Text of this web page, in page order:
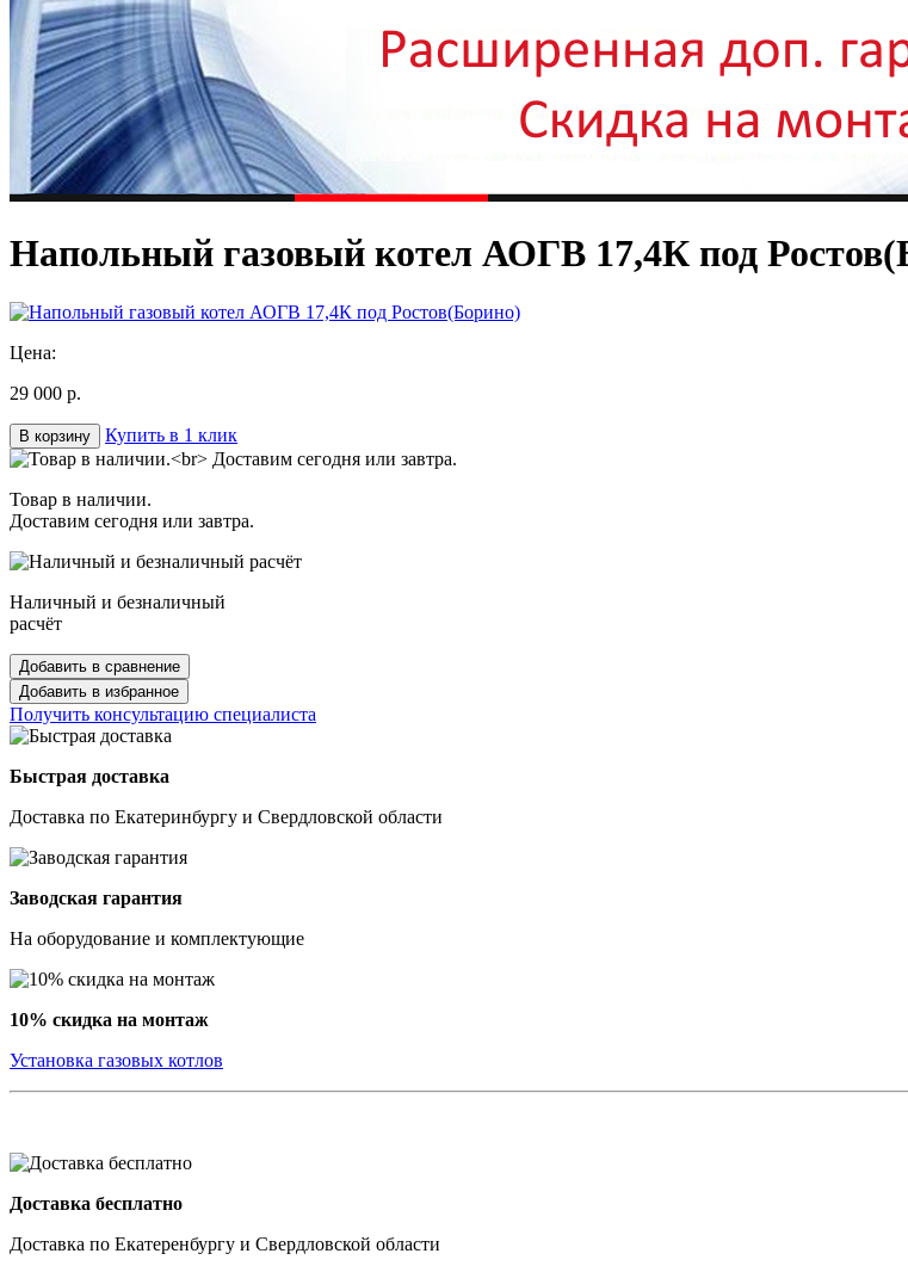
Напольный газовый котел АОГВ 17,4К под
Цена:
29 000 р.
В корзину Купить в 1 клик
Товар в наличии.
Доставим сегодня или завтра.
Наличный и безналичный
расчёт
Добавить в сравнение
Добавить в избранное
Получить консультацию специалиста
Быстрая доставка
Доставка по Екатеринбургу и Свердловской области
Заводская гарантия
На оборудование и комплектующие
10% скидка на монтаж
Установка газовых котлов
Доставка бесплатно
Доставка по Екатеренбургу и Свердловской области